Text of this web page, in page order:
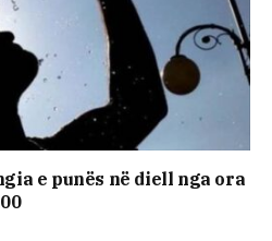
e punës në diell nga ora